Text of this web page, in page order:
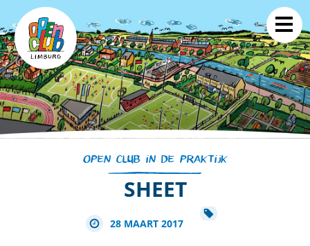
OPEN CLUB IN DE PRAKTIJK
SHEET
28 MAART 2017